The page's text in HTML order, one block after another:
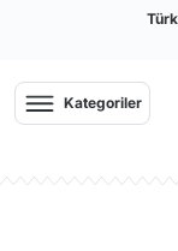
Kategoriler